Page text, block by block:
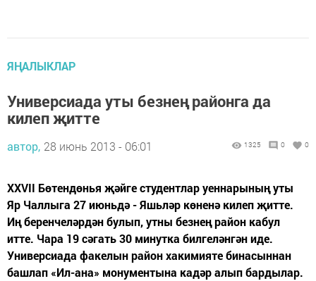
ЯҢАЛЫКЛАР
Универсиада уты безнең районга да
килеп җитте
автор, 28 июнь 2013 - 06:01 1325 0 0
XXVII Бөтендөнья җәйге студентлар уеннарының уты
Яр Чаллыга 27 июньдә - Яшьләр көненә килеп җитте.
Иң беренчеләрдән булып, утны безнең район кабул
итте. Чара 19 сәгать 30 минутка билгеләнгән иде.
Универсиада факелын район хакимияте бинасыннан
башлап «Ил-ана» монументына кадәр алып бардылар.